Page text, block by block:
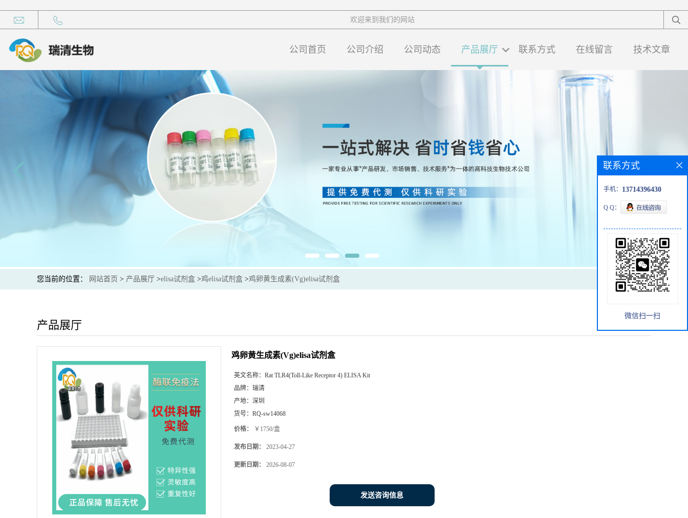
欢迎来到我们的网站
公司首页 公司介绍 公司动态 产品展厅 联系方式 在线留言 技术文章
您当前的位置： 网站首页 > 产品展厅 >elisa试剂盒 >鸡elisa试剂盒 >鸡卵黄生成素(Vg)elisa试剂盒
产品展厅
鸡卵黄生成素(Vg)elisa试剂盒
英文名称： Rat TLR4(Toll-Like Receptor 4) ELISA Kit
品牌： 瑞清
产地： 深圳
货号： RQ-sw14068
价格： ￥1750/盒
发布日期： 2023-04-27
更新日期： 2026-08-07
发送咨询信息
联系方式
手机： 13714396430
Q Q：
微信扫一扫